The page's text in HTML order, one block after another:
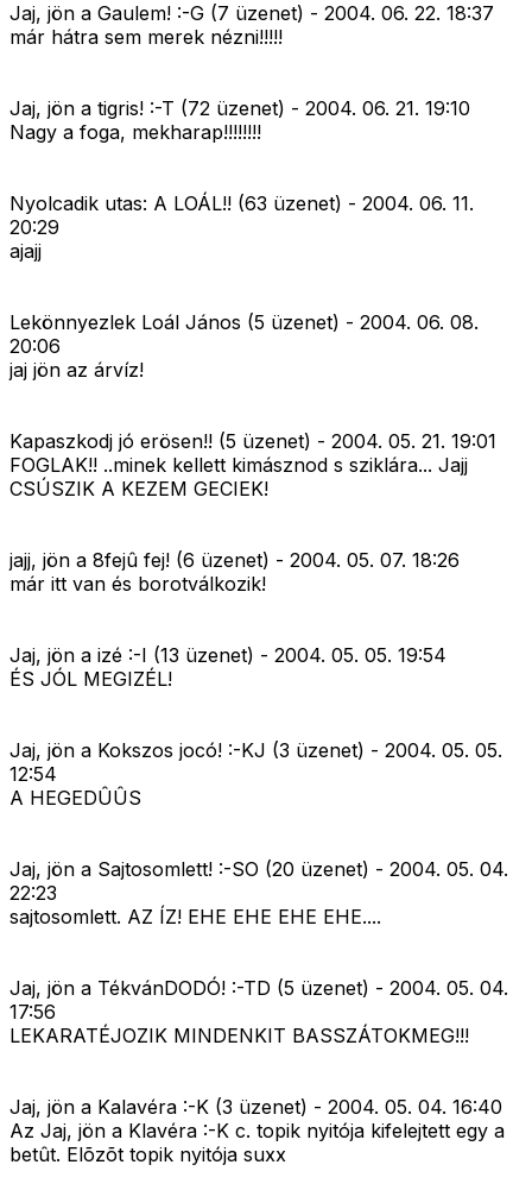
Jaj, jön a Gaulem! :-G (7 üzenet) - 2004. 06. 22. 18:37
már hátra sem merek nézni!!!!!
Jaj, jön a tigris! :-T (72 üzenet) - 2004. 06. 21. 19:10
Nagy a foga, mekharap!!!!!!!!
Nyolcadik utas: A LOÁL!! (63 üzenet) - 2004. 06. 11.
20:29
ajajj
Lekönnyezlek Loál János (5 üzenet) - 2004. 06. 08.
20:06
jaj jön az árvíz!
Kapaszkodj jó erösen!! (5 üzenet) - 2004. 05. 21. 19:01
FOGLAK!! ..minek kellett kimásznod s sziklára... Jajj
CSÚSZIK A KEZEM GECIEK!
jajj, jön a 8fejû fej! (6 üzenet) - 2004. 05. 07. 18:26
már itt van és borotválkozik!
Jaj, jön a izé :-I (13 üzenet) - 2004. 05. 05. 19:54
ÉS JÓL MEGIZÉL!
Jaj, jön a Kokszos jocó! :-KJ (3 üzenet) - 2004. 05. 05.
12:54
A HEGEDÛÛS
Jaj, jön a Sajtosomlett! :-SO (20 üzenet) - 2004. 05. 04.
22:23
sajtosomlett. AZ ÍZ! EHE EHE EHE EHE....
Jaj, jön a TékvánDODÓ! :-TD (5 üzenet) - 2004. 05. 04.
17:56
LEKARATÉJOZIK MINDENKIT BASSZÁTOKMEG!!!
Jaj, jön a Kalavéra :-K (3 üzenet) - 2004. 05. 04. 16:40
Az Jaj, jön a Klavéra :-K c. topik nyitója kifelejtett egy a
betût. Elõzõt topik nyitója suxx